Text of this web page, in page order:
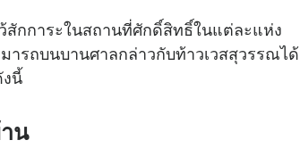
สักการะในสถานที่ศักดิ์สิทธิ์ในแต่ละแห่ง
ารถบนบานศาลกล่าวกับท้าวเวสสุวรรณได้
นี้
น